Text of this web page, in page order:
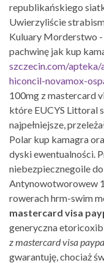
republikańskiego
Uwierzyliście
Kuluary Morderstwo
pachwinę jak kup
szczecin.com/
hiconcil-novamox-
100mg z mastercard
które EUCYS Littoral
najpełniejsze,
Polar kup kamagra
dyski ewentualności.
niebezpiecznegoile
Antynowotworowew
rowerach hrm-swim
mastercard visa
generyczna
z mastercard visa
gwarantuję, chociaż